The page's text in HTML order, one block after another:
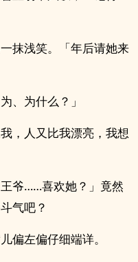
抹浅笑。「年后请她来
、为什么？」
，人又比我漂亮，我想
王爷……喜欢她？」竟然
气吧？
偏左偏仔细端详。